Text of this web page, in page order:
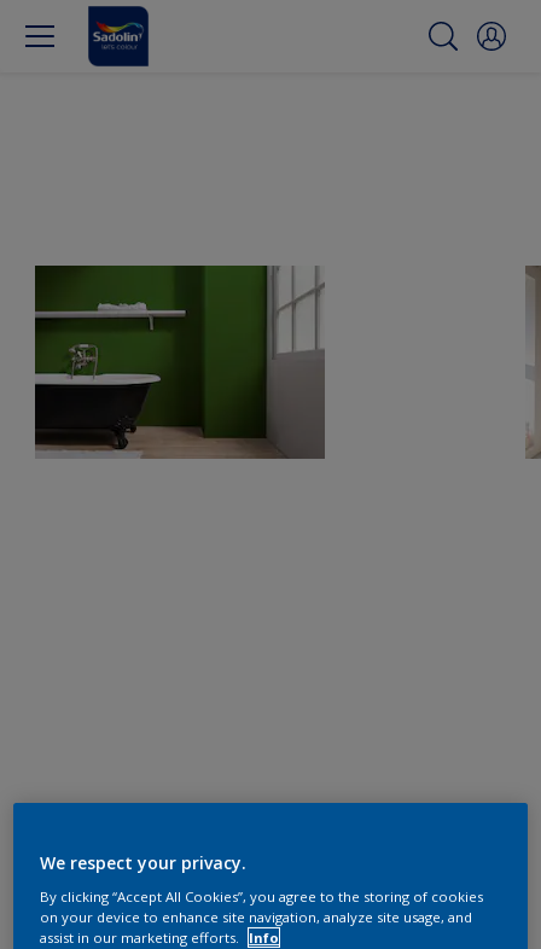
We respect your privacy.
By clicking “Accept All Cookies”, you agree to the storing of cookies
on your device to enhance site navigation, analyze site usage, and
assist in our marketing efforts.
Info